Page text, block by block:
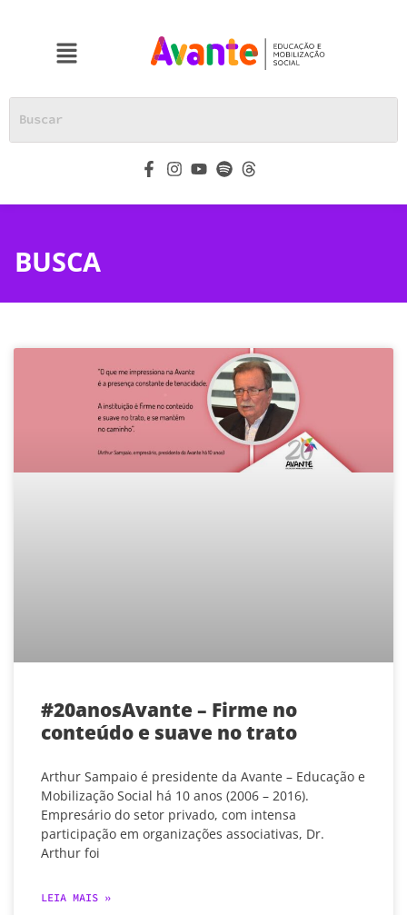
BUSCA
#20anosAvante – Firme no
conteúdo e suave no trato
Arthur Sampaio é presidente da Avante – Educação e
Mobilização Social há 10 anos (2006 – 2016).
Empresário do setor privado, com intensa
participação em organizações associativas, Dr.
Arthur foi
LEIA MAIS »